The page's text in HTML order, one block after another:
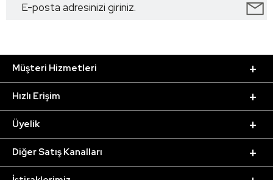
Müşteri Hizmetleri
Hızlı Erişim
Üyelik
Diğer Satış Kanalları